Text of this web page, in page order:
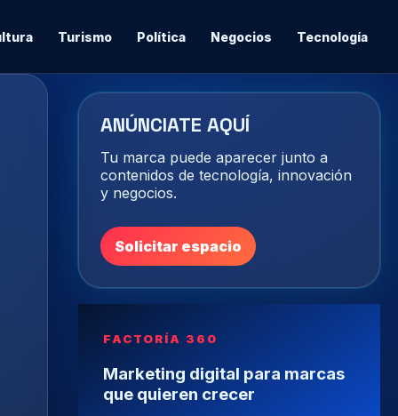
Turismo Política Negocios Tecnología
ANÚNCIATE AQUÍ
Tu marca puede aparecer junto a
contenidos de tecnología, innovación
y negocios.
Solicitar espacio
FACTORÍA 360
Marketing digital para marcas
que quieren crecer